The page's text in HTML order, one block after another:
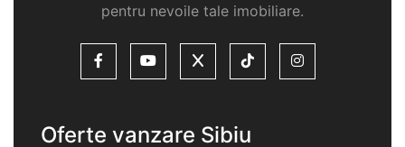
pentru nevoile tale imobiliare.
Oferte vanzare Sibiu